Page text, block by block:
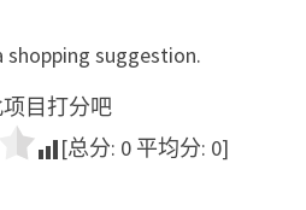
suggestion.
目打分吧
[总分: 0 平均分: 0]